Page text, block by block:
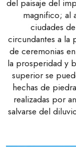
del paisaje del
magnifico; al
ciudades
circundantes a la
de ceremonias
la prosperidad y
superior se
hechas de
realizadas por
salvarse del